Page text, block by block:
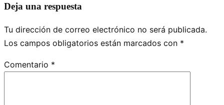
Deja una respuesta
Tu dirección de correo electrónico no será publicada.
Los campos obligatorios están marcados con *
Comentario *